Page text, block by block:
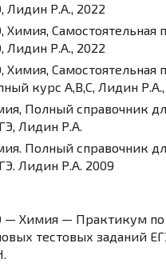
Лидин Р.А., 2022
Химия, Самостоятельная
Лидин Р.А., 2022
Химия, Самостоятельная
курс A,B,C, Лидин
Полный справочник
Лидин Р.А.
Полный справочник
Лидин Р.А. 2009
— Химия — Практикум
тестовых заданий